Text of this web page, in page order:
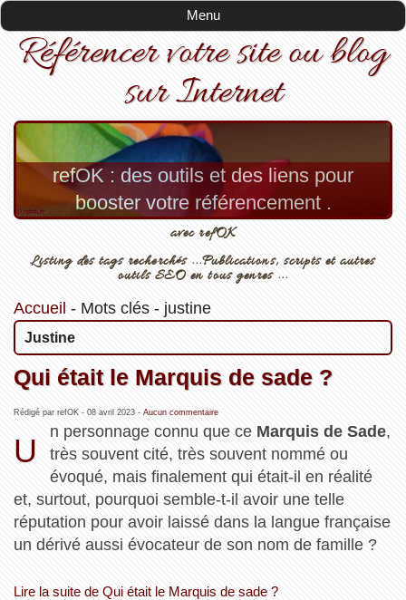
Menu
Référencer votre site ou blog
sur Internet
refOK : des outils et des liens pour
booster votre référencement .
avec refOK
Listing des tags recherchés ...Publications, scripts et autres
outils SEO en tous genres ...
Accueil - Mots clés- justine
Justine
Qui était le Marquis de sade ?
Rédigé par refOK - 08 avril 2023- Aucun commentaire
U
n personnage connu que ce Marquis de Sade,
très souvent cité, très souvent nommé ou
évoqué, mais finalement qui était-il en réalité
et, surtout, pourquoi semble-t-il avoir une telle
réputation pour avoir laissé dans la langue française
un dérivé aussi évocateur de son nom de famille ?
Lire la suite de Qui était le Marquis de sade ?